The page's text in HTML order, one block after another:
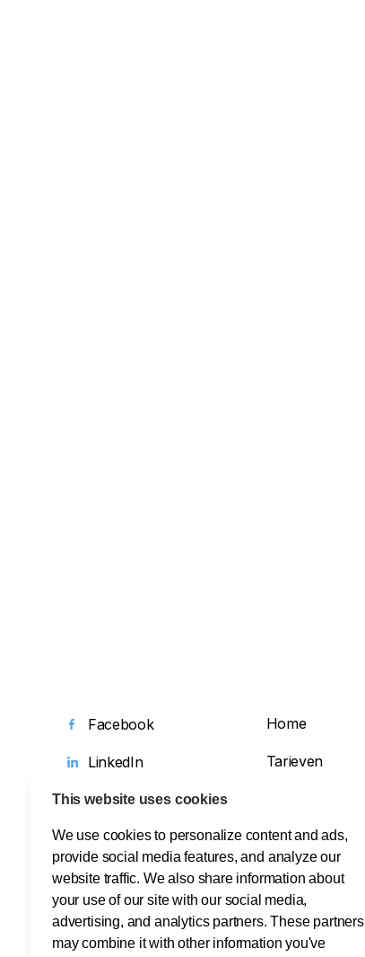
Facebook
LinkedIn
X
Instagram
YouTube
Home
Tarieven
Blog
Koppelingen
This website uses cookies
We use cookies to personalize content and ads,
provide social media features, and analyze our
website traffic. We also share information about
your use of our site with our social media,
advertising, and analytics partners. These partners
may combine it with other information you've